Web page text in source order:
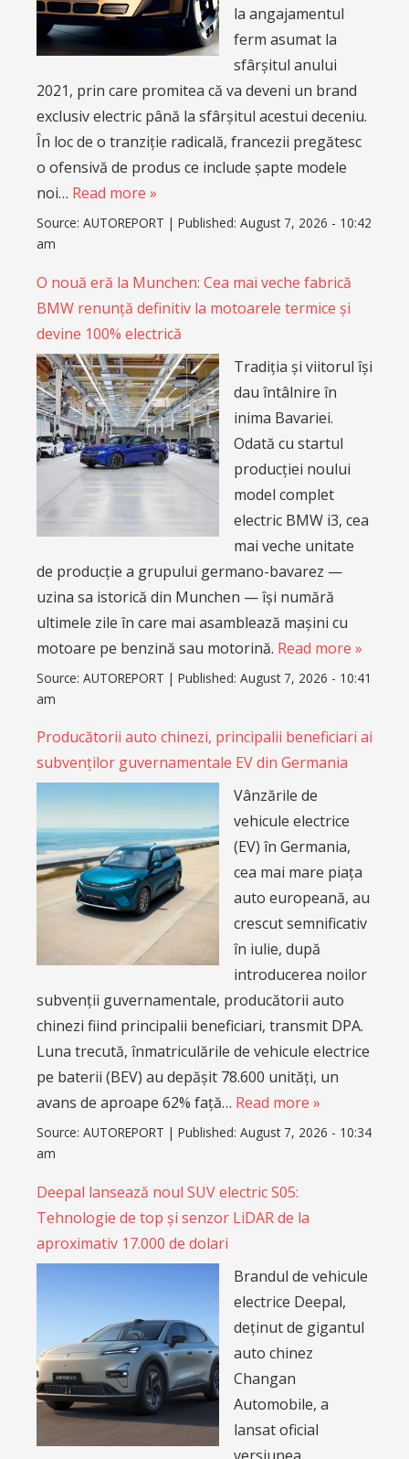
la angajamentul
ferm asumat la
sfârșitul anului
2021, prin care promitea că va deveni un brand
exclusiv electric până la sfârșitul acestui deceniu.
În loc de o tranziție radicală, francezii pregătesc
o ofensivă de produs ce include șapte modele
noi… Read more »
Source: AUTOREPORT | Published: August 7, 2026 - 10:42
am
O nouă eră la Munchen: Cea mai veche fabrică
BMW renunță definitiv la motoarele termice și
devine 100% electrică
Tradiția și viitorul își
dau întâlnire în
inima Bavariei.
Odată cu startul
producției noului
model complet
electric BMW i3, cea
mai veche unitate
de producție a grupului germano-bavarez —
uzina sa istorică din Munchen — își numără
ultimele zile în care mai asamblează mașini cu
motoare pe benzină sau motorină. Read more »
Source: AUTOREPORT | Published: August 7, 2026 - 10:41
am
Producătorii auto chinezi, principalii beneficiari ai
subvenților guvernamentale EV din Germania
Vânzările de
vehicule electrice
(EV) în Germania,
cea mai mare piața
auto europeană, au
crescut semnificativ
în iulie, după
introducerea noilor
subvenții guvernamentale, producătorii auto
chinezi fiind principalii beneficiari, transmit DPA.
Luna trecută, înmatriculările de vehicule electrice
pe baterii (BEV) au depășit 78.600 unități, un
avans de aproape 62% față… Read more »
Source: AUTOREPORT | Published: August 7, 2026 - 10:34
am
Deepal lansează noul SUV electric S05:
Tehnologie de top și senzor LiDAR de la
aproximativ 17.000 de dolari
Brandul de vehicule
electrice Deepal,
deținut de gigantul
auto chinez
Changan
Automobile, a
lansat oficial